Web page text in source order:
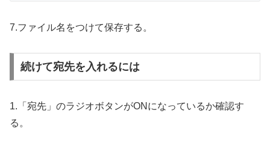
7.ファイル名をつけて保存する。
続けて宛先を入れるには
1.「宛先」のラジオボタンがONになっているか確認す
る。